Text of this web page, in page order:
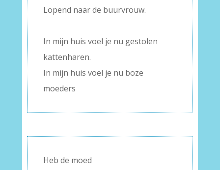
Lopend naar de buurvrouw.
In mijn huis voel je nu gestolen
kattenharen.
In mijn huis voel je nu boze
moeders
Heb de moed